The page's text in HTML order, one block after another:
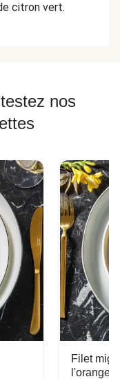
citron vert.
nos
Filet
l'orange